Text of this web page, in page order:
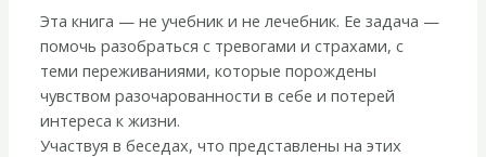
Эта книга — не учебник и не лечебник. Ее задача —
помочь разобраться с тревогами и страхами, с
теми переживаниями, которые порождены
чувством разочарованности в себе и потерей
интереса к жизни.
Участвуя в беседах, что представлены на этих